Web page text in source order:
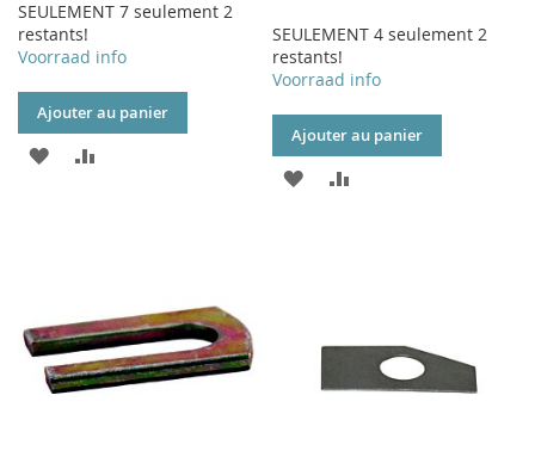
SEULEMENT 7 seulement 2
restants!
Voorraad info
Ajouter au panier
AJOUTER
D’ENVIE
SEULEMENT 4 seulement 2
restants!
Voorraad info
Ajouter au panier
AJOUTER
D’ENVIE